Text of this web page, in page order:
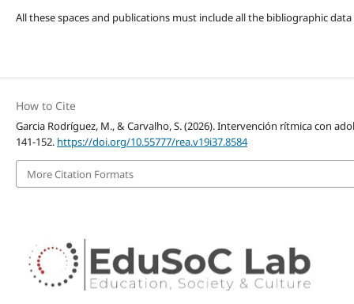
All these spaces and publications must include all the bibliographic
How to Cite
Garcia Rodríguez, M., & Carvalho, S. (2026). Intervención rítmica con
141-152. https://doi.org/10.55777/rea.v19i37.8584
More Citation Formats